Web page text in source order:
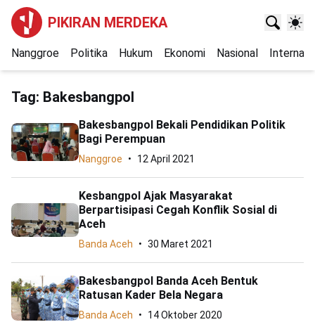
PIKIRAN MERDEKA
Nanggroe Politika Hukum Ekonomi Nasional
Tag: Bakesbangpol
Bakesbangpol Bekali Pendidikan Politik
Bagi Perempuan
Nanggroe 12 April 2021
Kesbangpol Ajak Masyarakat
Berpartisipasi Cegah Konflik Sosial di
Aceh
Banda Aceh 30 Maret 2021
Bakesbangpol Banda Aceh Bentuk
Ratusan Kader Bela Negara
Banda Aceh 14 Oktober 2020